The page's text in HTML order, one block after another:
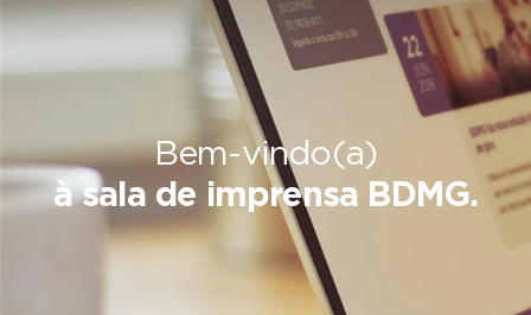
Bem-vindo(a)
à sala de imprensa BDMG.